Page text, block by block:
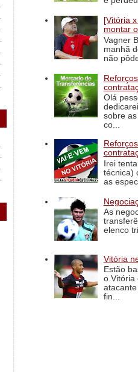
[Vitória
montar
Vagner
manhã
não
Olá
sobre
co...
Irei
técnica)
as
As
elenco
Vitória
Estão
o Vitória
fin...